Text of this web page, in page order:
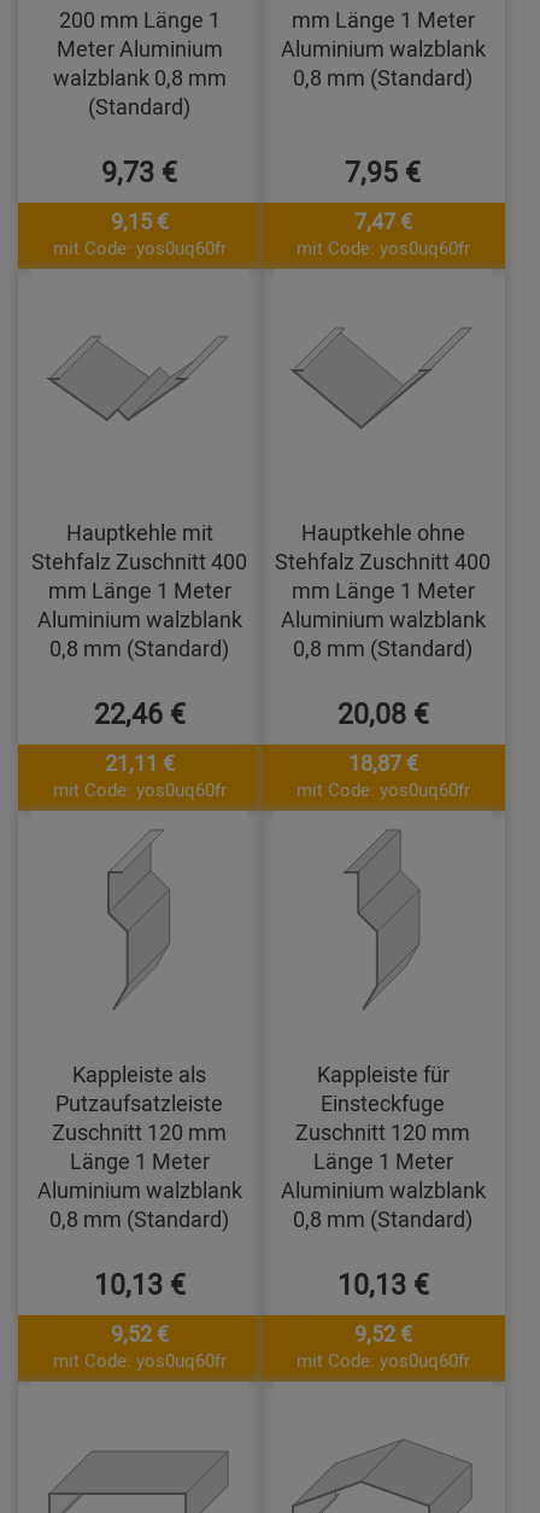
200 mm Länge 1
Meter Aluminium
walzblank 0,8 mm
(Standard)
9,73 €
9,15 €
mit Code: yos0uq60fr
mm Länge 1 Meter
Aluminium walzblank
0,8 mm (Standard)
7,95 €
7,47 €
mit Code: yos0uq60fr
Hauptkehle mit
Stehfalz Zuschnitt 400
mm Länge 1 Meter
Aluminium walzblank
0,8 mm (Standard)
22,46 €
21,11 €
mit Code: yos0uq60fr
Hauptkehle ohne
Stehfalz Zuschnitt 400
mm Länge 1 Meter
Aluminium walzblank
0,8 mm (Standard)
20,08 €
18,87 €
mit Code: yos0uq60fr
Kappleiste als
Putzaufsatzleiste
Zuschnitt 120 mm
Länge 1 Meter
Aluminium walzblank
0,8 mm (Standard)
10,13 €
9,52 €
mit Code: yos0uq60fr
Kappleiste für
Einsteckfuge
Zuschnitt 120 mm
Länge 1 Meter
Aluminium walzblank
0,8 mm (Standard)
10,13 €
9,52 €
mit Code: yos0uq60fr